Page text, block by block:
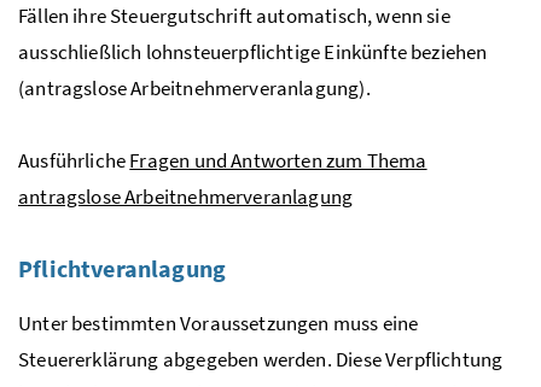
Fällen ihre Steuergutschrift automatisch, wenn sie
ausschließlich lohnsteuerpflichtige Einkünfte beziehen
(antragslose Arbeitnehmerveranlagung).
AusführlicheFragen und Antworten zum Thema
antragslose Arbeitnehmerveranlagung
Pflichtveranlagung
Unter bestimmten Voraussetzungen muss eine
Steuererklärung abgegeben werden. Diese Verpflichtung